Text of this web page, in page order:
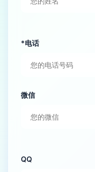
*电话
微信
QQ